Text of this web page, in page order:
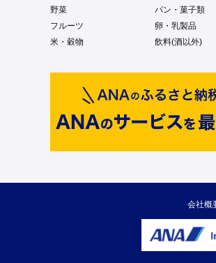
野菜
パン・菓子類
フルーツ
卵・乳製品
米・穀物
飲料(酒以外)
会社概